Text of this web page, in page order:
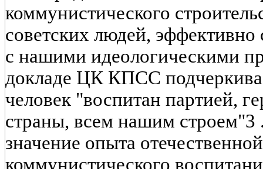
коммунистического
советских людей,
с нашими идеологическими
докладе ЦК КПСС
человек "воспитан партией,
страны, всем нашим строем"3
значение опыта
коммунистического